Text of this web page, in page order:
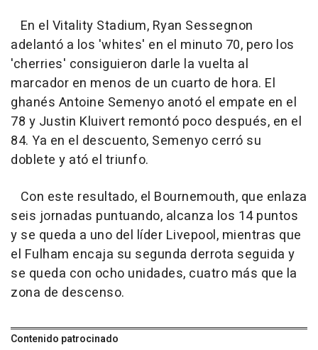
En el Vitality Stadium, Ryan Sessegnon
adelantó a los 'whites' en el minuto 70, pero los
'cherries' consiguieron darle la vuelta al
marcador en menos de un cuarto de hora. El
ghanés Antoine Semenyo anotó el empate en el
78 y Justin Kluivert remontó poco después, en el
84. Ya en el descuento, Semenyo cerró su
doblete y ató el triunfo.
Con este resultado, el Bournemouth, que enlaza
seis jornadas puntuando, alcanza los 14 puntos
y se queda a uno del líder Livepool, mientras que
el Fulham encaja su segunda derrota seguida y
se queda con ocho unidades, cuatro más que la
zona de descenso.
Contenido patrocinado